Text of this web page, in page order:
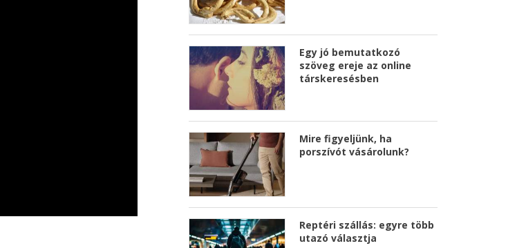
Egy jó bemutatkozó
szöveg ereje az online
társkeresésben
Mire figyeljünk, ha
porszívót vásárolunk?
Reptéri szállás: egyre több
utazó választja